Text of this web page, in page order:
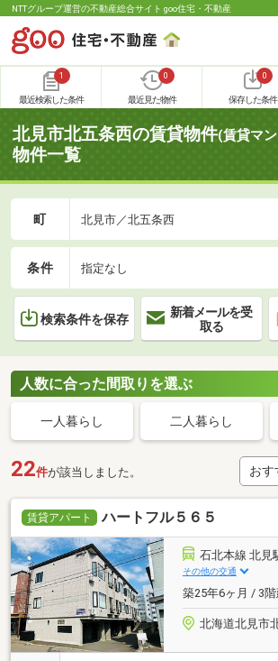
NTTグループ運営の不動産総合サイト goo住宅・不動産
1
最近検索した条件
0
最近見た物件
0
保存した条件
北見市北五条西の賃貸物件(賃貸マ
物件一覧
町 北見市／北五条西
条件 指定なし
検索条件を保存
新着メールを受
取る
人数に合った間取りを選ぶ
一人暮らし 二人暮らし
22件が該当しました。
賃貸アパート ハートフル５６５
石北本線 北見
その他の交通
築25年6ヶ月 / 3階
北海道北見市